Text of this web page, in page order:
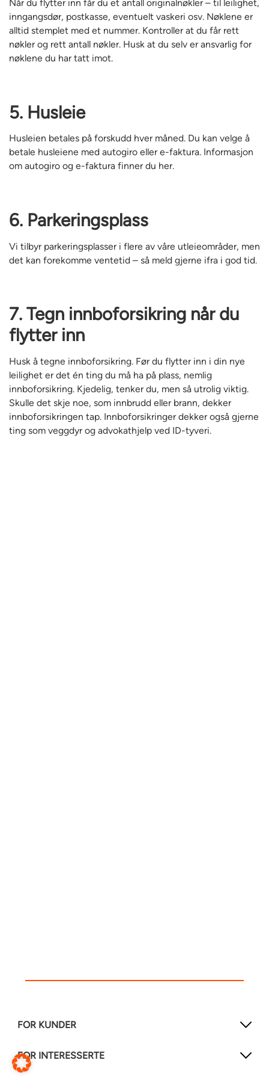
Når du flytter inn får du et antall originalnøkler – til leilighet,
inngangsdør, postkasse, eventuelt vaskeri osv. Nøklene er
alltid stemplet med et nummer. Kontroller at du får rett
nøkler og rett antall nøkler. Husk at du selv er ansvarlig for
nøklene du har tatt imot.
5. Husleie
Husleien betales på forskudd hver måned. Du kan velge å
betale husleiene med autogiro eller e-faktura. Informasjon
om autogiro og e-faktura finner du her.
6. Parkeringsplass
Vi tilbyr parkeringsplasser i flere av våre utleieområder, men
det kan forekomme ventetid – så meld gjerne ifra i god tid.
7. Tegn innboforsikring når du
flytter inn
Husk å tegne innboforsikring. Før du flytter inn i din nye
leilighet er det én ting du må ha på plass, nemlig
innboforsikring. Kjedelig, tenker du, men så utrolig viktig.
Skulle det skje noe, som innbrudd eller brann, dekker
innboforsikringen tap. Innboforsikringer dekker også gjerne
ting som veggdyr og advokathjelp ved ID-tyveri.
FOR KUNDER
FOR INTERESSERTE